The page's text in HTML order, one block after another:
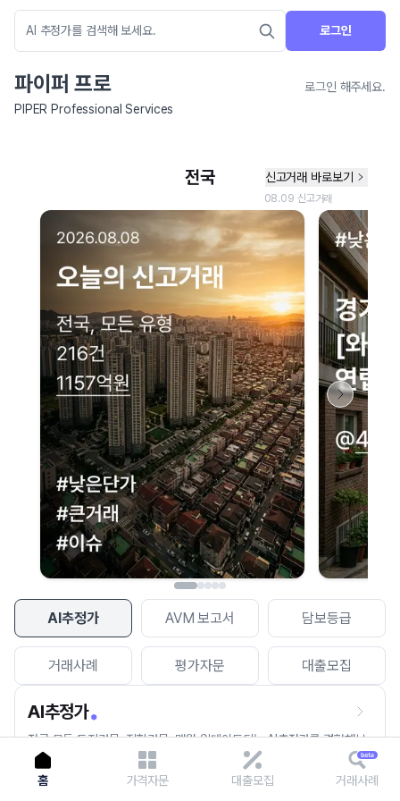
로그인
파이퍼 프로
로그인 해주세요.
PIPER Professional Services
AI추정가 AVM 보고서 담보등급
거래사례 평가자문 대출모집
AI추정가
전국 모든 토지건물, 집합건물, 매월 업데이트되는 AI추정가를 경험해보
세요.
네이버 지도 연결 안내
현재 네이버 지도 연결이 원활하지 않아 지도를 불러올 수 없습니다.
이용에 불편을 드려 죄송합니다.
다시 시도
홈 가격자문 대출모집 거래사례